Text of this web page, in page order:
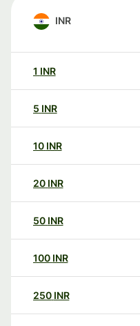
INR
1 INR
5 INR
10 INR
20 INR
50 INR
100 INR
250 INR